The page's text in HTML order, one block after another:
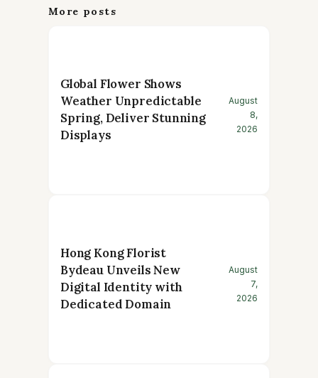
More posts
Global Flower Shows
Weather Unpredictable
Spring, Deliver Stunning
Displays
August
8,
2026
Hong Kong Florist
Bydeau Unveils New
Digital Identity with
Dedicated Domain
August
7,
2026